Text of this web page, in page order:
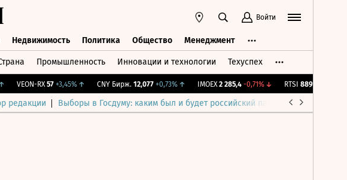
Войти
Недвижимость Политика Общество Менеджмент
Промышленность Инновации и технологии Техуспех
VEON-RX 57 +3,45%↑ CNY Бирж. 12,077 +0,73%↑ IMOEX 2 285,4 -0,71%↓ RTSI 889,59
редакции Выборы в Госдуму: каким был и будет российский парламент